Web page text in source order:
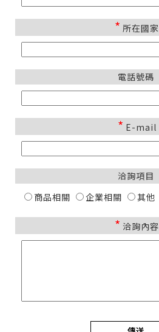
* 所在國家
電話號碼
* E-mail
洽詢項目
商品相關
企業相關 其他
* 洽詢內容